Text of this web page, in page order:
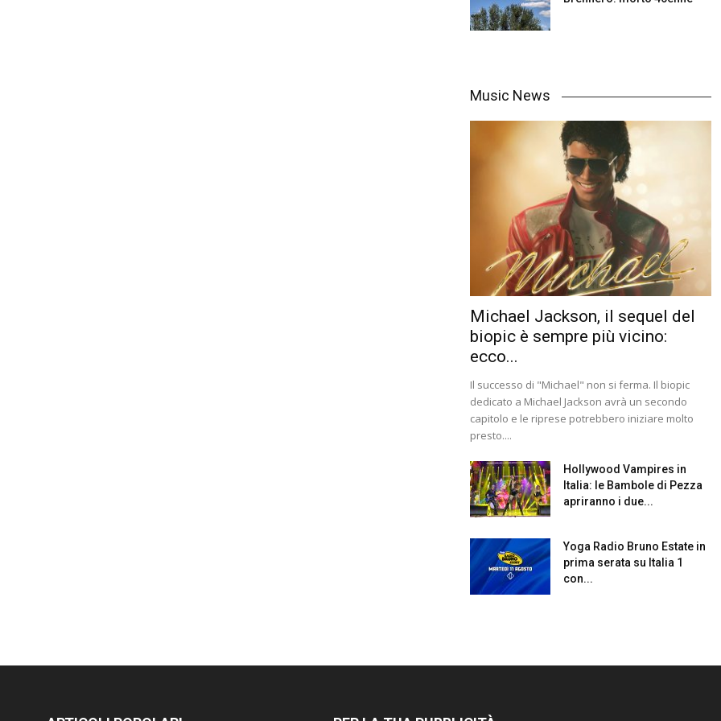
Music News
Michael Jackson, il sequel del
biopic è sempre più vicino:
ecco...
Il successo di "Michael" non si ferma. Il biopic
dedicato a Michael Jackson avrà un secondo
capitolo e le riprese potrebbero iniziare molto
presto....
Hollywood Vampires in
Italia: le Bambole di Pezza
apriranno i due...
Yoga Radio Bruno Estate in
prima serata su Italia 1
con...